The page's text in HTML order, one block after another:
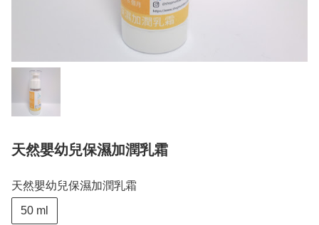
天然嬰幼兒保濕加潤乳霜
天然嬰幼兒保濕加潤乳霜
50 ml